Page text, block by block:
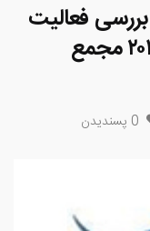
فعالیت
کمیته حقوقی اجلاس سال ٢٠١٦ مجمع
0 پسندیدن